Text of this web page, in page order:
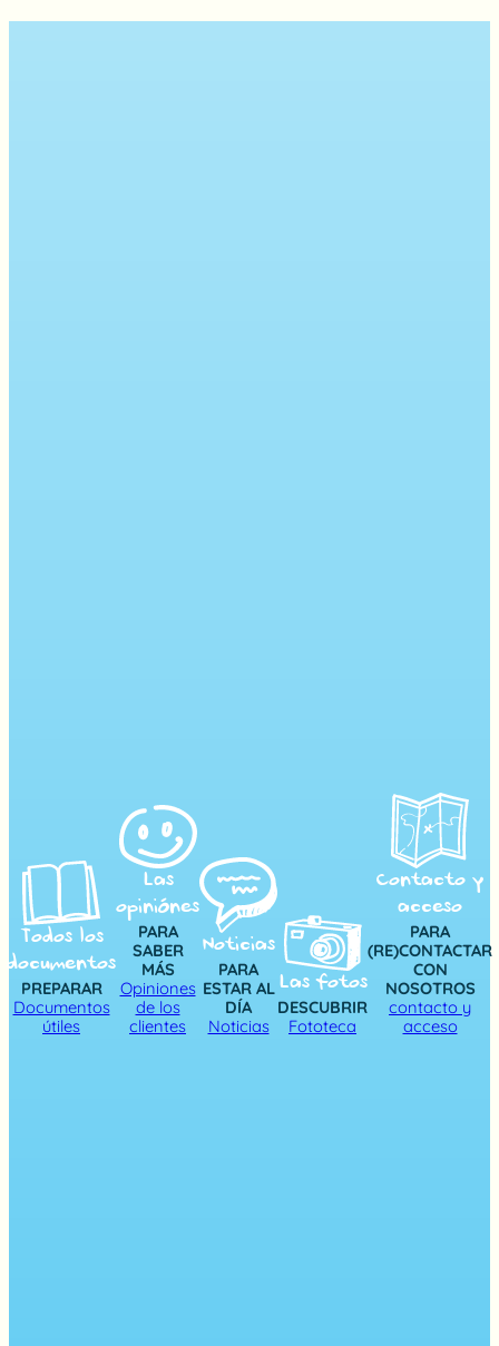
Todos los
documentos
PREPARAR
Documentos
útiles
Las
opiniónes
PARA
SABER
MÁS
Opiniones
de los
clientes
Noticias
PARA
ESTAR AL
DÍA
Noticias
Las fotos
DESCUBRIR
Fototeca
Contacto y
acceso
PARA
(RE)CONTACTAR
CON
NOSOTROS
contacto y
acceso